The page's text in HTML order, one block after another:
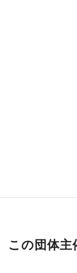
この団体